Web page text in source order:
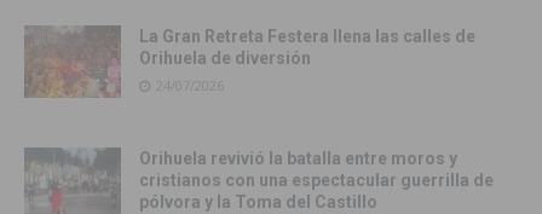
La Gran Retreta Festera llena las calles de
Orihuela de diversión
24/07/2026
Orihuela revivió la batalla entre moros y
cristianos con una espectacular guerrilla de
pólvora y la Toma del Castillo